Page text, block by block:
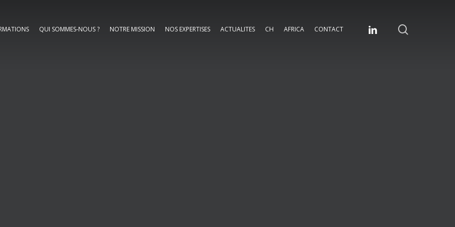
QUI SOMMES-NOUS ? NOTRE MISSION NOS EXPERTISES ACTUALITES CH AFRICA CONTACT linkedin